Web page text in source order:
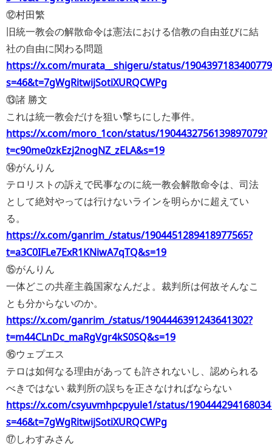
⑫村田繁
旧統一教会の解散命令は憲法における信教の自由並びに結
社の自由に関わる問題
https://x.com/murata__shigeru/status/
s=46&t=7gWgRitwijSotiXURQCWPg
⑬諸 勝文
これは統一教会だけを狙い撃ちにした事件。
https://x.com/moro_1con/status/1904432756139897079?
t=c90me0zkEzj2nogNZ_zELA&s=19
⑭がんりん
テロリストの訴えで民事なのに統一教会解散命令は、司法
として絶対やっては行けないラインを明らかに超えてい
る。
https://x.com/ganrim_/status/1904451289418977565?
t=a3C0IFLe7ExR1KNiwA7qTQ&s=19
⑮がんりん
一体どこの共産主義国家なんだよ。裁判所は何故そんなこ
とも分からないのか。
https://x.com/ganrim_/status/1904446391243641302?
t=m44CLnDc_maRgVgr4kS0SQ&s=19
⑯ウェプエス
テロは如何なる理由があっても許されないし、認められる
べきではない 裁判所の誤ちを正さなければならない
https://x.com/csyuvmhpcpyule1/status/
s=46&t=7gWgRitwijSotiXURQCWPg
⑰しわすみさん